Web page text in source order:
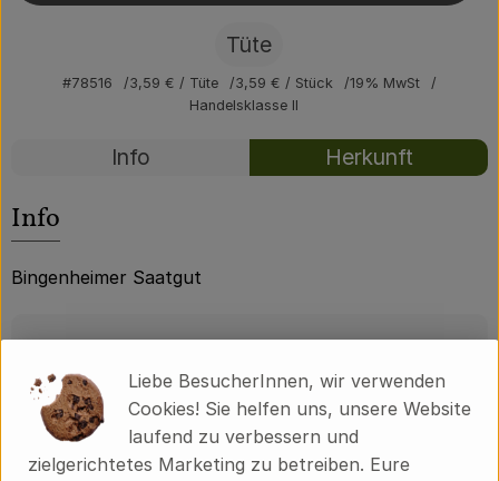
Über uns
Tüte
#78516 3,59 € / Tüte 3,59 € / Stück
19% MwSt
Handelsklasse II
Rezepte
Info Herkunft
Info
Bingenheimer Saatgut
Produktdatenblatt
Liebe BesucherInnen, wir verwenden
Cookies! Sie helfen uns, unsere Website
laufend zu verbessern und
zielgerichtetes Marketing zu betreiben. Eure